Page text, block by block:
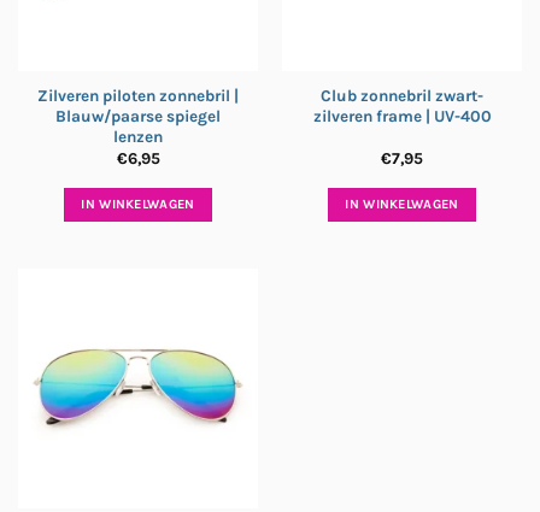
Zilveren piloten zonnebril |
Blauw/paarse spiegel
lenzen
€6,95
IN WINKELWAGEN
Club zonnebril zwart-
zilveren frame | UV-400
€7,95
IN WINKELWAGEN